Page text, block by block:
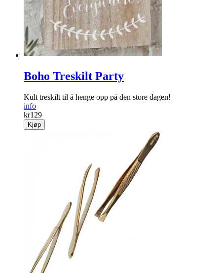
Boho Treskilt Party
Kult treskilt til å henge opp på den store dagen!
info
kr129
Kjøp